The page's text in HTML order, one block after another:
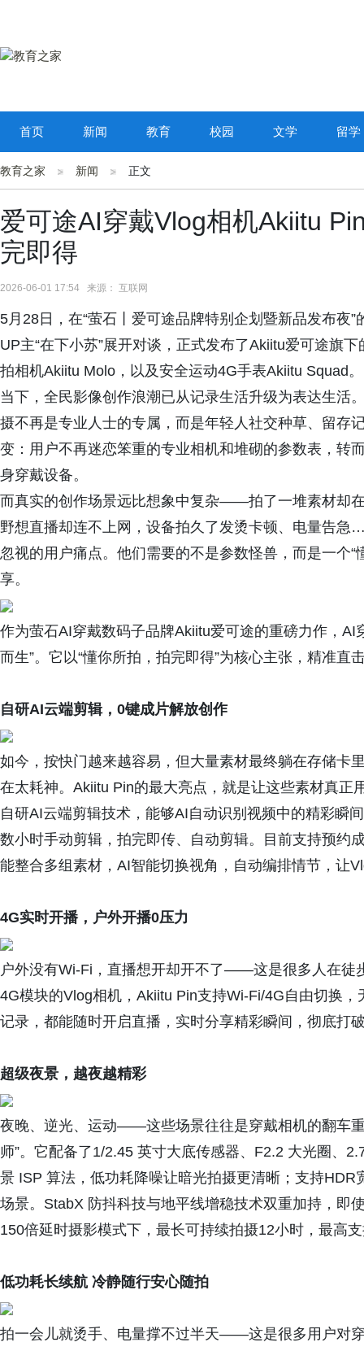
首页 新闻 教育 校园 文学 留学
教育之家 新闻 正文
爱可途AI穿戴Vlog相机Akiitu
完即得
2026-06-01 17:54 来源： 互联网
5月28日，在“萤石丨爱可途品牌特别企划暨新品发布夜
UP主“在下小苏”展开对谈，正式发布了Akiitu爱可途旗
拍相机Akiitu Molo，以及安全运动4G手表Akiitu Squad。
当下，全民影像创作浪潮已从记录生活升级为表达生
摄不再是专业人士的专属，而是年轻人社交种草、留存
变：用户不再迷恋笨重的专业相机和堆砌的参数表，转
身穿戴设备。
而真实的创作场景远比想象中复杂——拍了一堆素材却
野想直播却连不上网，设备拍久了发烫卡顿、电量告
忽视的用户痛点。他们需要的不是参数怪兽，而是一个
享。
作为萤石AI穿戴数码子品牌Akiitu爱可途的重磅力作，
而生”。它以“懂你所拍，拍完即得”为核心主张，精准直
自研AI云端剪辑，0键成片解放创作
如今，按快门越来越容易，但大量素材最终躺在存储
在太耗神。Akiitu Pin的最大亮点，就是让这些素材真正
自研AI云端剪辑技术，能够AI自动识别视频中的精彩瞬
数小时手动剪辑，拍完即传、自动剪辑。目前支持预约
能整合多组素材，AI智能切换视角，自动编排情节，让
4G实时开播，户外开播0压力
户外没有Wi-Fi，直播想开却开不了——这是很多人在徒
4G模块的Vlog相机，Akiitu Pin支持Wi-Fi/4G自由切换
记录，都能随时开启直播，实时分享精彩瞬间，彻底打
超级夜景，越夜越精彩
夜晚、逆光、运动——这些场景往往是穿戴相机的翻车
师”。它配备了1/2.45 英寸大底传感器、F2.2 大光圈、
景 ISP 算法，低功耗降噪让暗光拍摄更清晰；支持
场景。StabX 防抖科技与地平线增稳技术双重加持，即
150倍延时摄影模式下，最长可持续拍摄12小时，最高
低功耗长续航 冷静随行安心随拍
拍一会儿就烫手、电量撑不过半天——这是很多用户对